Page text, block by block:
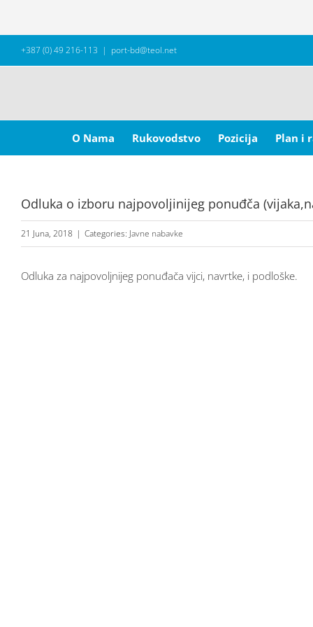
+387 (0) 49 216-113 | port-bd@teol.net
for:
O Nama
Rukovodstvo Pozicija Plan i
Odluka o izboru najpovoljinijeg ponuđča
21 Juna, 2018 | Categories: Javne nabavke
Odluka za najpovoljnijeg ponuđača vijci, navrtke, i podloške.